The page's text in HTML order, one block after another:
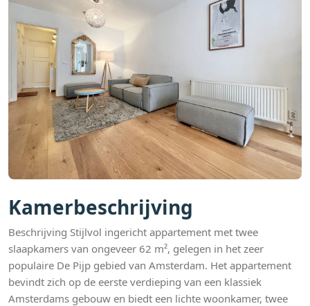
Kamerbeschrijving
Beschrijving Stijlvol ingericht appartement met twee
slaapkamers van ongeveer 62 m², gelegen in het zeer
populaire De Pijp gebied van Amsterdam. Het appartement
bevindt zich op de eerste verdieping van een klassiek
Amsterdams gebouw en biedt een lichte woonkamer, twee